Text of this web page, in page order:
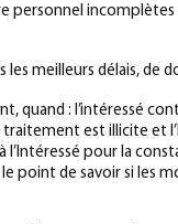
personnel
les meilleurs délais,
quand : l’intéressé
est illicite et
pour la
point de savoir si